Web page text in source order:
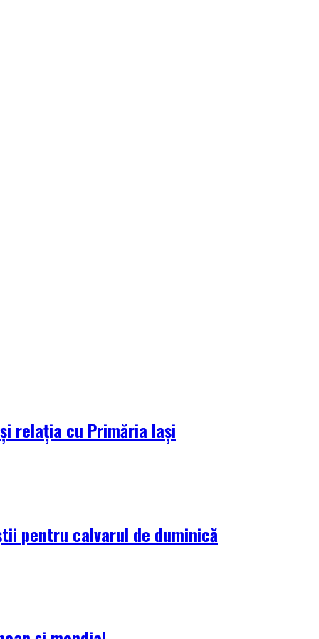
relația cu Primăria Iași
pentru calvarul de duminică